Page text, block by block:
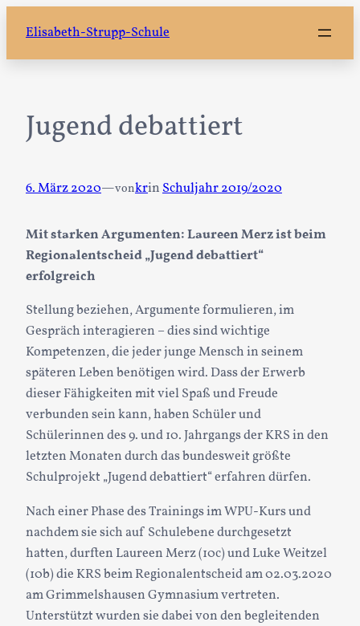
Inhalt
springen
Elisabeth-Strupp-Schule
Jugend debattiert
6. März 2020—vonkrin Schuljahr 2019/2020
Mit starken Argumenten: Laureen Merz ist beim
Regionalentscheid „Jugend debattiert“
erfolgreich
Stellung beziehen, Argumente formulieren, im
Gespräch interagieren – dies sind wichtige
Kompetenzen, die jeder junge Mensch in seinem
späteren Leben benötigen wird. Dass der Erwerb
dieser Fähigkeiten mit viel Spaß und Freude
verbunden sein kann, haben Schüler und
Schülerinnen des 9. und 10. Jahrgangs der KRS in den
letzten Monaten durch das bundesweit größte
Schulprojekt „Jugend debattiert“ erfahren dürfen.
Nach einer Phase des Trainings im WPU-Kurs und
nachdem sie sich auf Schulebene durchgesetzt
hatten, durften Laureen Merz (10c) und Luke Weitzel
(10b) die KRS beim Regionalentscheid am 02.03.2020
am Grimmelshausen Gymnasium vertreten.
Unterstützt wurden sie dabei von den begleitenden